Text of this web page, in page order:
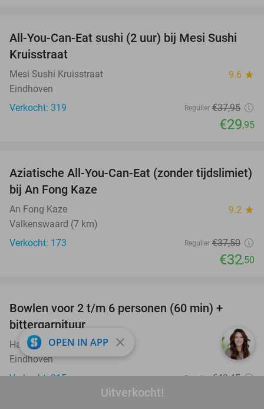
Uitverkocht!
21%
All-You-Can-Eat sushi (2 uur) bij Mesi Sushi
Kruisstraat
Mesi Sushi Kruisstraat 9.6 star
Eindhoven
Verkocht: 319
Regulier €37,95
€29,95
13%
Aziatische All-You-Can-Eat (zonder tijdslimiet)
bij An Fong Kaze
An Fong Kaze 9.2 star
Valkenswaard (7 km)
Verkocht: 173
Regulier €37,50
€32,50
Bowlen voor 2 t/m 6 personen (60 min) +
bittergarnituur
Hart van Eindhoven 9.7star
Eindhoven
Verkocht: 215
Regulier €42,45
OPEN IN APP close